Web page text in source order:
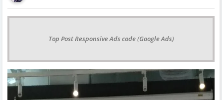
Top Post Responsive Ads code (Google Ads)